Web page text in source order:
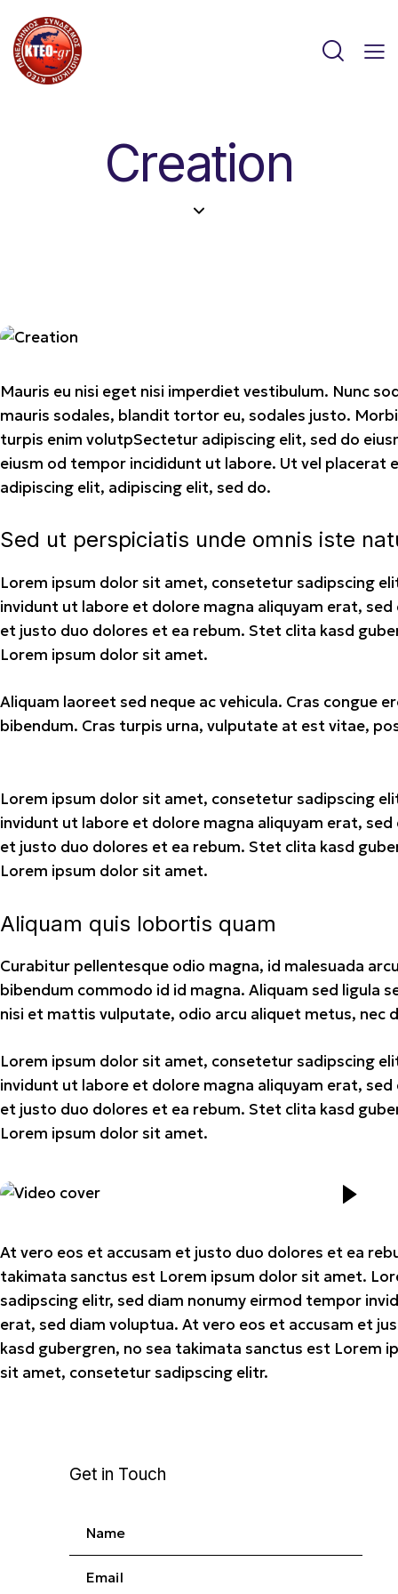
Creation
Mauris eu nisi eget nisi imperdiet vestibulum. Nunc
mauris sodales, blandit tortor eu, sodales justo.
turpis enim volutpSectetur adipiscing elit, sed do
eiusm od tempor incididunt ut labore. Ut vel placerat
adipiscing elit, adipiscing elit, sed do.
Sed ut perspiciatis unde omnis iste
Lorem ipsum dolor sit amet, consetetur sadipscing
invidunt ut labore et dolore magna aliquyam erat,
et justo duo dolores et ea rebum. Stet clita kasd
Lorem ipsum dolor sit amet.
Aliquam laoreet sed neque ac vehicula. Cras congue
bibendum. Cras turpis urna, vulputate at est vitae,
Lorem ipsum dolor sit amet, consetetur sadipscing
invidunt ut labore et dolore magna aliquyam erat,
et justo duo dolores et ea rebum. Stet clita kasd
Lorem ipsum dolor sit amet.
Aliquam quis lobortis quam
Curabitur pellentesque odio magna, id malesuada
bibendum commodo id id magna. Aliquam sed ligula
nisi et mattis vulputate, odio arcu aliquet metus, nec
Lorem ipsum dolor sit amet, consetetur sadipscing
invidunt ut labore et dolore magna aliquyam erat,
et justo duo dolores et ea rebum. Stet clita kasd
Lorem ipsum dolor sit amet.
At vero eos et accusam et justo duo dolores et ea
takimata sanctus est Lorem ipsum dolor sit amet.
sadipscing elitr, sed diam nonumy eirmod tempor
erat, sed diam voluptua. At vero eos et accusam et
kasd gubergren, no sea takimata sanctus est Lorem
sit amet, consetetur sadipscing elitr.
Get in Touch